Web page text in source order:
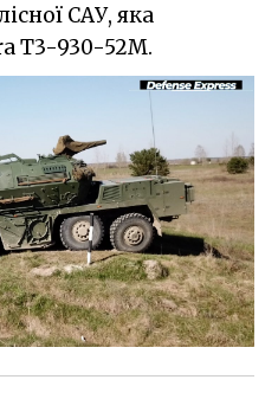
САУ, яка
T3-930-52M.